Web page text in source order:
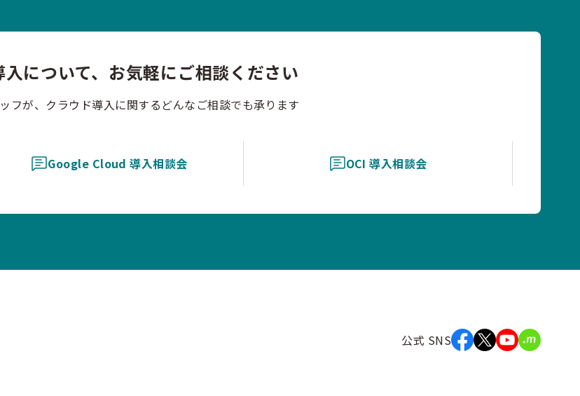
入について、お気軽にご相談ください
フが、クラウド導入に関するどんなご相談でも承ります
Google Cloud 導入相談会 OCI 導入相談会
公式 SNS